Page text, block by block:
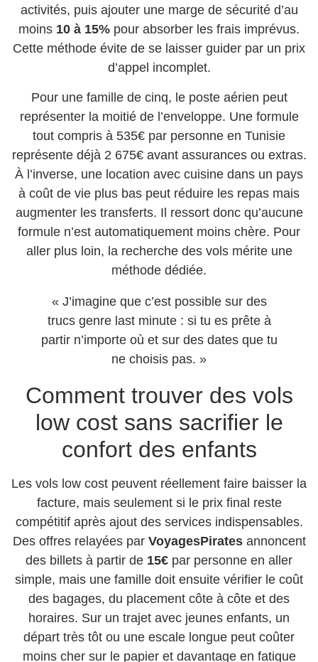
activités, puis ajouter une marge de sécurité d’au
moins 10 à 15% pour absorber les frais imprévus.
Cette méthode évite de se laisser guider par un prix
d’appel incomplet.
Pour une famille de cinq, le poste aérien peut
représenter la moitié de l’enveloppe. Une formule
tout compris à 535€ par personne en Tunisie
représente déjà 2 675€ avant assurances ou extras.
À l’inverse, une location avec cuisine dans un pays
à coût de vie plus bas peut réduire les repas mais
augmenter les transferts. Il ressort donc qu’aucune
formule n’est automatiquement moins chère. Pour
aller plus loin, la recherche des vols mérite une
méthode dédiée.
« J’imagine que c’est possible sur des
trucs genre last minute : si tu es prête à
partir n’importe où et sur des dates que tu
ne choisis pas. »
Comment trouver des vols
low cost sans sacrifier le
confort des enfants
Les vols low cost peuvent réellement faire baisser la
facture, mais seulement si le prix final reste
compétitif après ajout des services indispensables.
Des offres relayées par VoyagesPiratesannoncent
des billets à partir de 15€ par personne en aller
simple, mais une famille doit ensuite vérifier le coût
des bagages, du placement côte à côte et des
horaires. Sur un trajet avec jeunes enfants, un
départ très tôt ou une escale longue peut coûter
moins cher sur le papier et davantage en fatigue